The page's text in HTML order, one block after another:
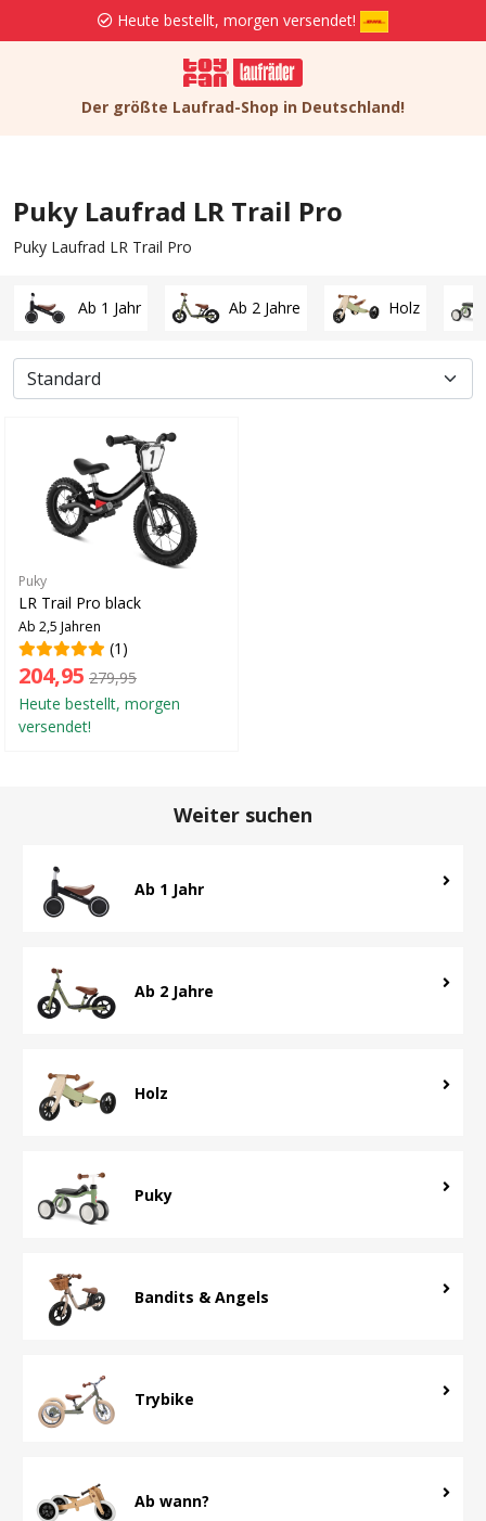
Kostenlose Lieferung und
Der größte Laufrad-Shop in Deutschland!
Puky Laufrad LR Trail Pro
Puky Laufrad LR Trail Pro
Ab 1 Jahr Ab 2 Jahre Holz
Puky
LR Trail Pro black
Ab 2,5 Jahren
(1)
204,95 279,95
Heute bestellt, morgen
versendet!
Weiter suchen
Ab 1 Jahr
Ab 2 Jahre
Holz
Puky
Bandits & Angels
Trybike
Ab wann?